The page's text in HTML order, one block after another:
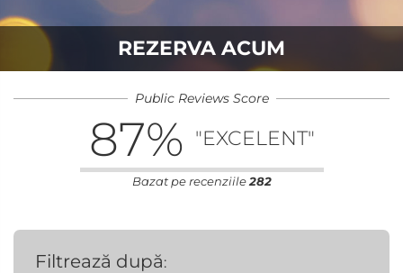
REZERVA ACUM
Public Reviews Score
87% "EXCELENT"
Bazat pe recenziile282
Filtrează după: